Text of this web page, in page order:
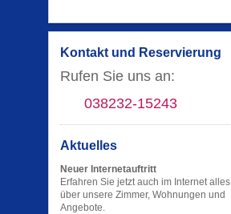
Kontakt und Reservierung
Rufen Sie uns an:
038232-15243
Aktuelles
Neuer Internetauftritt
Erfahren Sie jetzt auch im Internet alles
über unsere Zimmer, Wohnungen und
Angebote.